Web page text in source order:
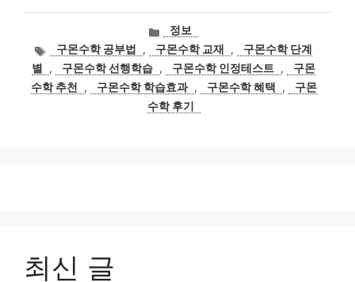
카
테
고
리
정보
태구몬수학 공부법 , 구몬수학 교재 ,
구몬수학 단계
별
, 구몬수학 선행학습 , 구몬수학 인정테스트 ,
구몬
수학 추천
, 구몬수학 학습효과 , 구몬수학 혜택 ,
구몬
수학 후기
최신 글